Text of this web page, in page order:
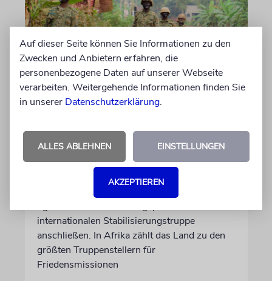
Ugandas Parlament billigt
Truppenentsendung nach
internationalen Stabilisierungstruppe
anschließen. In Afrika zählt das Land zu den
größten Truppenstellern für
Friedensmissionen
Auf dieser Seite können Sie Informationen zu den
Zwecken und Anbietern erfahren, die
personenbezogene Daten auf unserer Webseite
verarbeiten. Weitergehende Informationen finden Sie
in unserer Datenschutzerklärung.
ALLES ABLEHNEN EINSTELLUNGEN
AKZEPTIEREN